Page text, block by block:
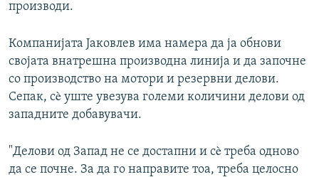
производи.
Компанијата Јаковлев има намера да ја обнови
својата внатрешна производна линија и да започне
со производство на мотори и резервни делови.
Сепак, сè уште увезува големи количини делови од
западните добавувачи.
"Делови од Запад не се достапни и сè треба одново
да се почне. За да го направите тоа, треба целосно